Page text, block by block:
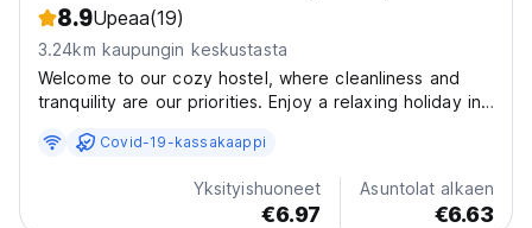
8.9Upeaa(19)
3.24km kaupungin keskustasta
Welcome to our cozy hostel, where cleanliness and
tranquility are our priorities. Enjoy a relaxing holiday in
with blackout curtains, individual lights, and secure
lockers. Each room features an en-suite...
Covid-19-kassakaappi
Yksityishuoneet
€6.97
Asuntolat alkaen
€6.63